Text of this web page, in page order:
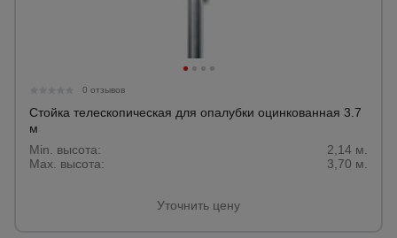
0 отзывов
Стойка телескопическая для опалубки оцинкованная 3.7
м
Min. высота:
2,14 м.
Max. высота:
3,70 м.
Уточнить цену